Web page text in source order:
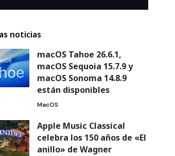
noticias
macOS Tahoe 26.6.1,
macOS Sequoia 15.7.9 y
macOS Sonoma 14.8.9
están disponibles
MacOS
Apple Music Classical
celebra los 150 años de «El
anillo» de Wagner